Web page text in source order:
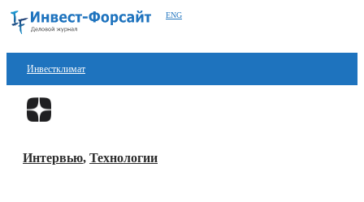
ENG
Инвестклимат
Финансы
Блокчейн
Интервью, Технологии